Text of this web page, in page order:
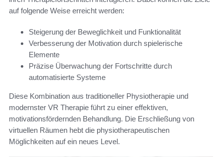
auf folgende Weise erreicht werden:
Steigerung der Beweglichkeit und Funktionalität
Verbesserung der Motivation durch spielerische
Elemente
Präzise Überwachung der Fortschritte durch
automatisierte Systeme
Diese Kombination aus traditioneller Physiotherapie und
modernster VR Therapie führt zu einer effektiven,
motivationsfördernden Behandlung. Die Erschließung von
virtuellen Räumen hebt die physiotherapeutischen
Möglichkeiten auf ein neues Level.